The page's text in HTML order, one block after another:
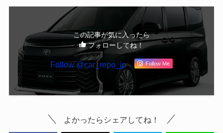
この記事が気に入ったら
フォローしてね！
Follow @car_repo_jp Follow Me
よかったらシェアしてね！